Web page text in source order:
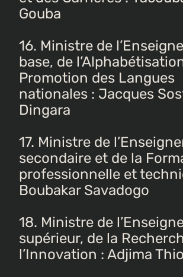
Gouba
16. Ministre de
base, de
Promotion des Langues
nationales : Jacques
Dingara
17. Ministre de
secondaire et de la
professionnelle et
Boubakar Savadogo
18. Ministre de
supérieur, de la
l’Innovation : Adjima